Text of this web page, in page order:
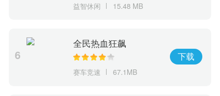
益智休闲 15.48 MB
6
全民热血狂飙
赛车竞速 67.1MB
下载